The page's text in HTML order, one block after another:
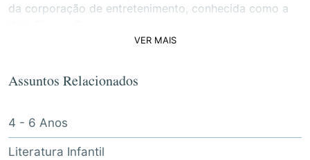
da corporação de entretenimento, conhecida como a
VER MAIS
Assuntos Relacionados
4 - 6 Anos
Literatura Infantil